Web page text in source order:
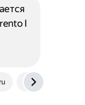
www.drom.ru
I